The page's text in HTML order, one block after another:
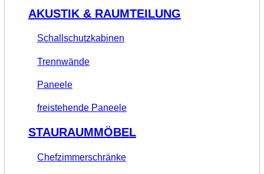
AKUSTIK & RAUMTEILUNG
Schallschutzkabinen
Trennwände
Paneele
freistehende Paneele
STAURAUMMÖBEL
Chefzimmerschränke